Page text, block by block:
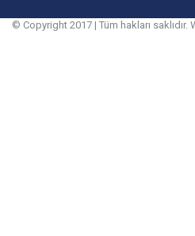
© Copyright 2017 | Tüm hakları saklıdır.